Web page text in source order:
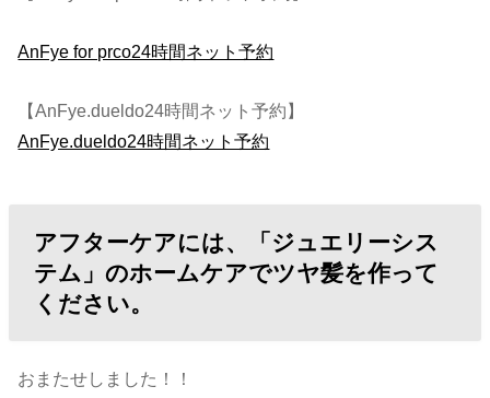
AnFye for prco24時間ネット予約
【AnFye.dueldo24時間ネット予約】
AnFye.dueldo24時間ネット予約
アフターケアには、「ジュエリーシス
テム」のホームケアでツヤ髪を作って
ください。
おまたせしました！！